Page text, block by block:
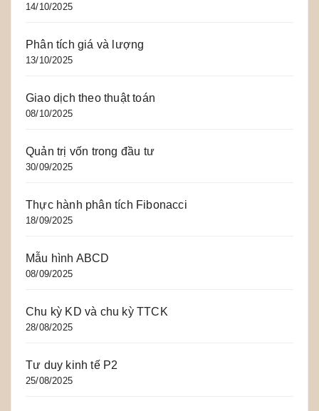
14/10/2025
Phân tích giá và lượng
13/10/2025
Giao dịch theo thuật toán
08/10/2025
Quản trị vốn trong đầu tư
30/09/2025
Thực hành phân tích Fibonacci
18/09/2025
Mẫu hình ABCD
08/09/2025
Chu kỳ KD và chu kỳ TTCK
28/08/2025
Tư duy kinh tế P2
25/08/2025